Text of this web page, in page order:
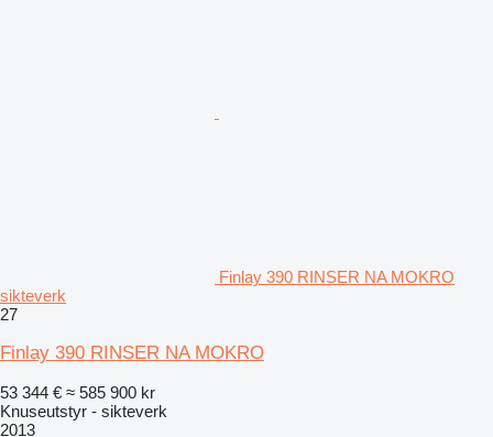
Finlay 390 RINSER NA MOKRO
sikteverk
27
Finlay 390 RINSER NA MOKRO
53 344 € ≈ 585 900 kr
Knuseutstyr - sikteverk
2013